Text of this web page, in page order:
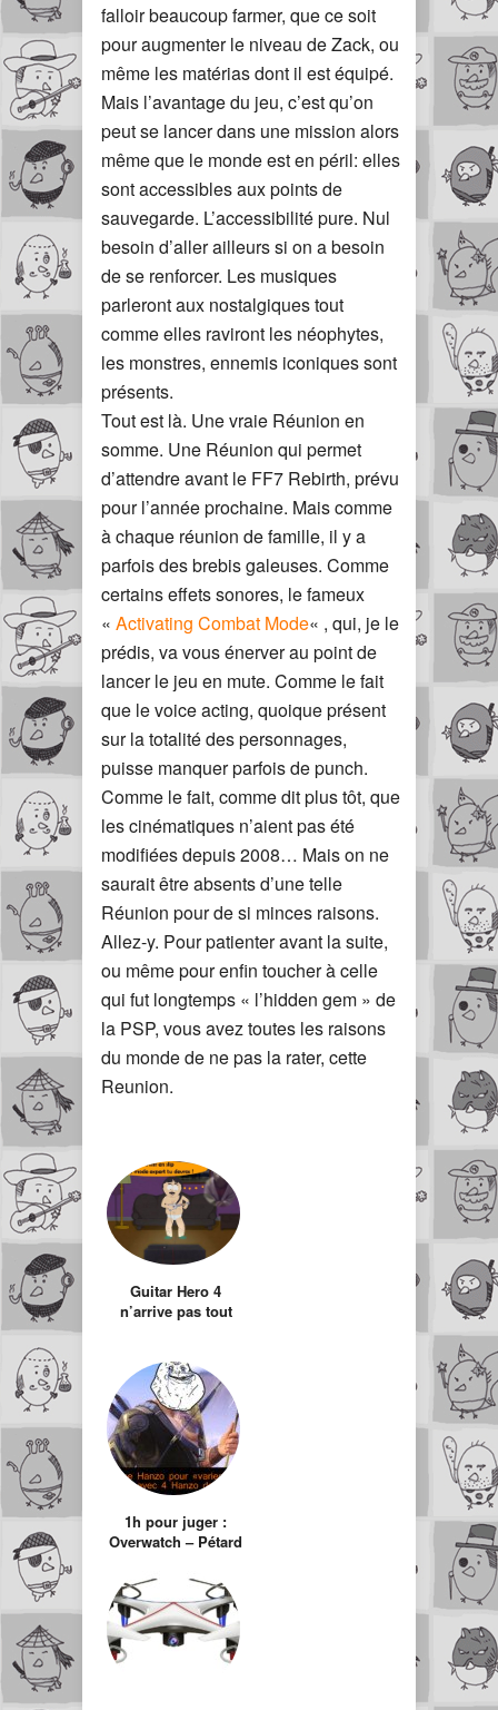
falloir beaucoup farmer, que ce soit
pour augmenter le niveau de Zack, ou
même les matérias dont il est équipé.
Mais l’avantage du jeu, c’est qu’on
peut se lancer dans une mission alors
même que le monde est en péril: elles
sont accessibles aux points de
sauvegarde. L’accessibilité pure. Nul
besoin d’aller ailleurs si on a besoin
de se renforcer. Les musiques
parleront aux nostalgiques tout
comme elles raviront les néophytes,
les monstres, ennemis iconiques sont
présents.
Tout est là. Une vraie Réunion en
somme. Une Réunion qui permet
d’attendre avant le FF7 Rebirth, prévu
pour l’année prochaine. Mais comme
à chaque réunion de famille, il y a
parfois des brebis galeuses. Comme
certains effets sonores, le fameux
« Activating Combat Mode« , qui, je le
prédis, va vous énerver au point de
lancer le jeu en mute. Comme le fait
que le voice acting, quoique présent
sur la totalité des personnages,
puisse manquer parfois de punch.
Comme le fait, comme dit plus tôt, que
les cinématiques n’aient pas été
modifiées depuis 2008… Mais on ne
saurait être absents d’une telle
Réunion pour de si minces raisons.
Allez-y. Pour patienter avant la suite,
ou même pour enfin toucher à celle
qui fut longtemps « l’hidden gem » de
la PSP, vous avez toutes les raisons
du monde de ne pas la rater, cette
Reunion.
Guitar Hero 4
n’arrive pas tout
1h pour juger :
Overwatch – Pétard
qui aurait dû être
un jeu free to play